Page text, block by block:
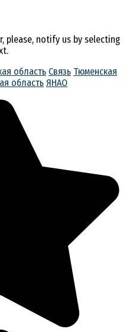
please, notify us by selecting
область Связь Тюменская
область ЯНАО